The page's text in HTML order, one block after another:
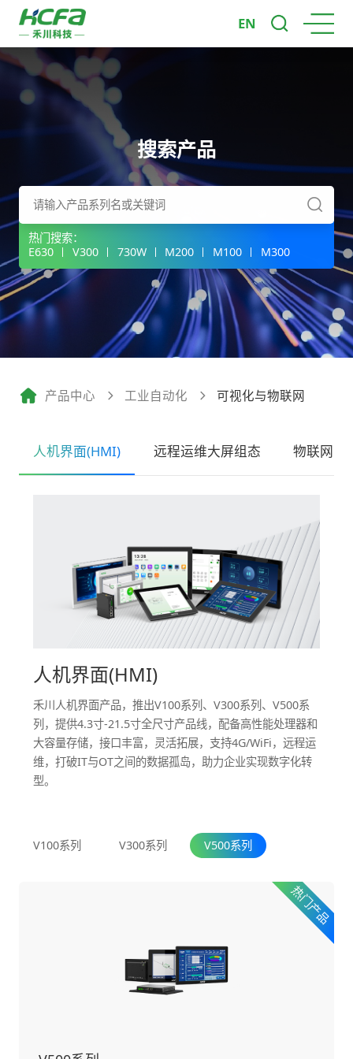
EN
搜索产品
热门搜索：
E630
V300 730W M200 M100 M300
产品中心 工业自动化 可视化与物联网
人机界面(HMI) 远程运维大屏组态 物联网
人机界面(HMI)
禾川人机界面产品，推出V100系列、V300系列、V500系
列，提供4.3寸-21.5寸全尺寸产品线，配备高性能处理器和
大容量存储，接口丰富，灵活拓展，支持4G/WiFi，远程运
维，打破IT与OT之间的数据孤岛，助力企业实现数字化转
型。
V100系列 V300系列 V500系列